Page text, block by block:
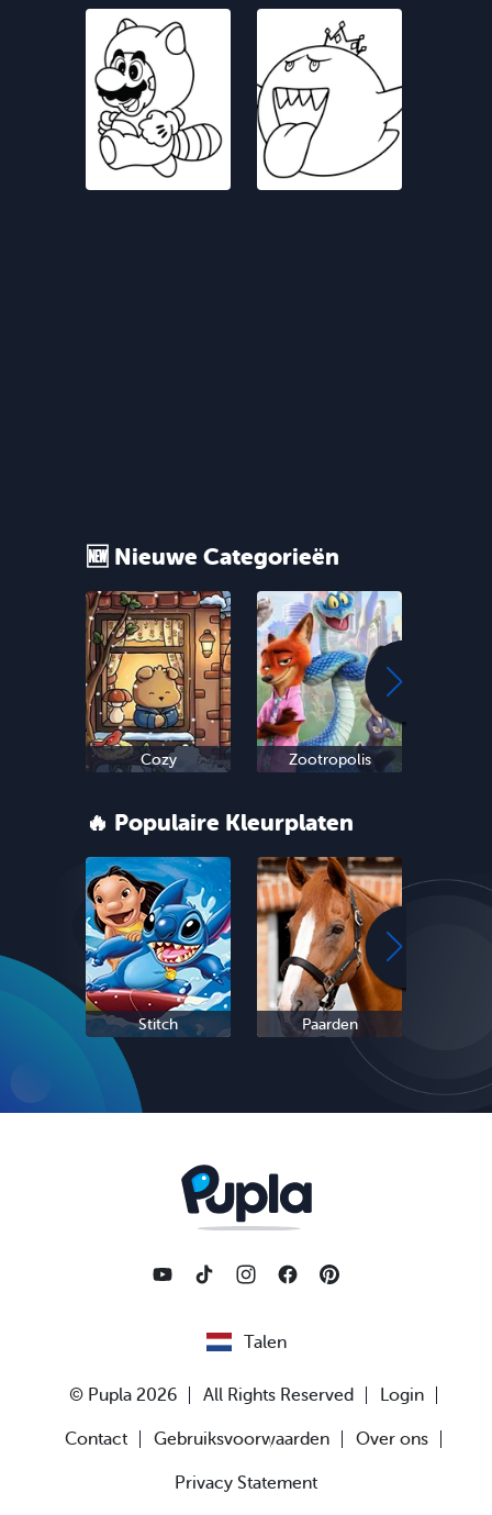
🆕 Nieuwe Categorieën
Cozy Zootropolis
🔥 Populaire Kleurplaten
Stitch Paarden
Talen
© Pupla 2026 All Rights Reserved Login
Contact Gebruiksvoorwaarden Over ons
Privacy Statement